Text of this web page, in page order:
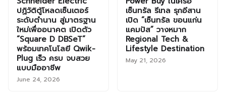
ปฏิวัติตู้โหลดเซ็นเตอร์
ระดับตำนาน สู่มาตรฐาน
ใหม่เพื่ออนาคต เปิดตัว
“Square D DBSeT”
พร้อมเทคโนโลยี Qwik-
Plug เร็ว ครบ จบสวย
แบบมืออาชีพ
June 24, 2026
เซ็นทรัล รีเทล รุกอีสาน
เปิด “เซ็นทรัล ขอนแก่น
แคมปัส” วางหมาก
Regional Tech &
Lifestyle Destination
May 21, 2026